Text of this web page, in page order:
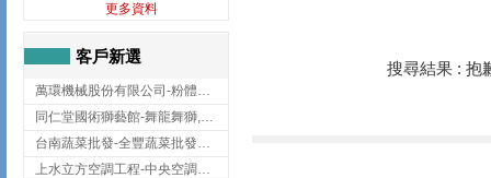
更多資料
客戶新選
萬環機械股份有限公司-粉體塗裝設備,輸送機,輸送機設備,台南輸送機
同仁堂國術獅藝館-舞龍舞獅,台中舞龍舞獅
台南蔬菜批發-全豐蔬菜批發專送/台南蔬菜箱宅配到府
上水立方空調工程-中央空調規劃,台北中央空調規劃
搜尋結果 : 抱